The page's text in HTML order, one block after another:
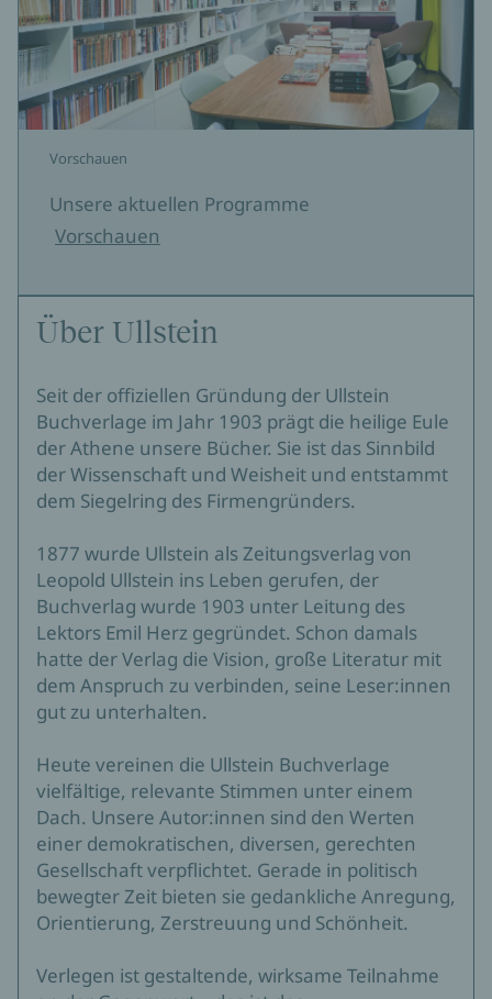
Vorschauen
Unsere aktuellen Programme
Vorschauen
Über Ullstein
Seit der offiziellen Gründung der Ullstein
Buchverlage im Jahr 1903 prägt die heilige Eule
der Athene unsere Bücher. Sie ist das Sinnbild
der Wissenschaft und Weisheit und entstammt
dem Siegelring des Firmengründers.
1877 wurde Ullstein als Zeitungsverlag von
Leopold Ullstein ins Leben gerufen, der
Buchverlag wurde 1903 unter Leitung des
Lektors Emil Herz gegründet. Schon damals
hatte der Verlag die Vision, große Literatur mit
dem Anspruch zu verbinden, seine Leser:innen
gut zu unterhalten.
Heute vereinen die Ullstein Buchverlage
vielfältige, relevante Stimmen unter einem
Dach. Unsere Autor:innen sind den Werten
einer demokratischen, diversen, gerechten
Gesellschaft verpflichtet. Gerade in politisch
bewegter Zeit bieten sie gedankliche Anregung,
Orientierung, Zerstreuung und Schönheit.
Verlegen ist gestaltende, wirksame Teilnahme